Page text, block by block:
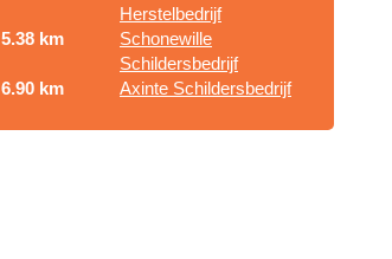
Herstelbedrijf
5.38 km
Schonewille
Schildersbedrijf
6.90 km
Axinte Schildersbedrijf